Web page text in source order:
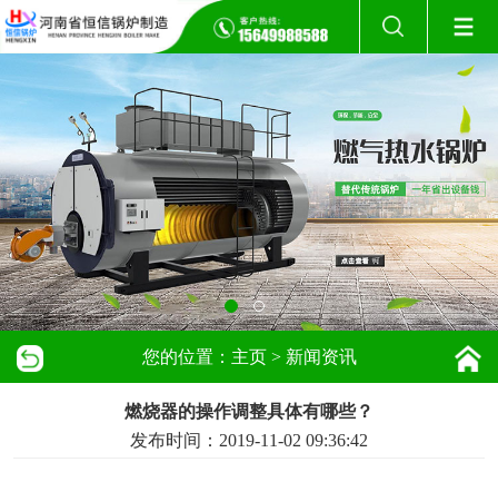
您的位置： 主页> 新闻资讯
燃烧器的操作调整具体有哪些？
发布时间：2019-11-02 09:36:42